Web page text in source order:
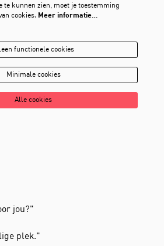
te kunnen zien, moet je toestemming
cookies. Meer informatie…
functionele cookies
Minimale cookies
Alle cookies
jou?"
plek."